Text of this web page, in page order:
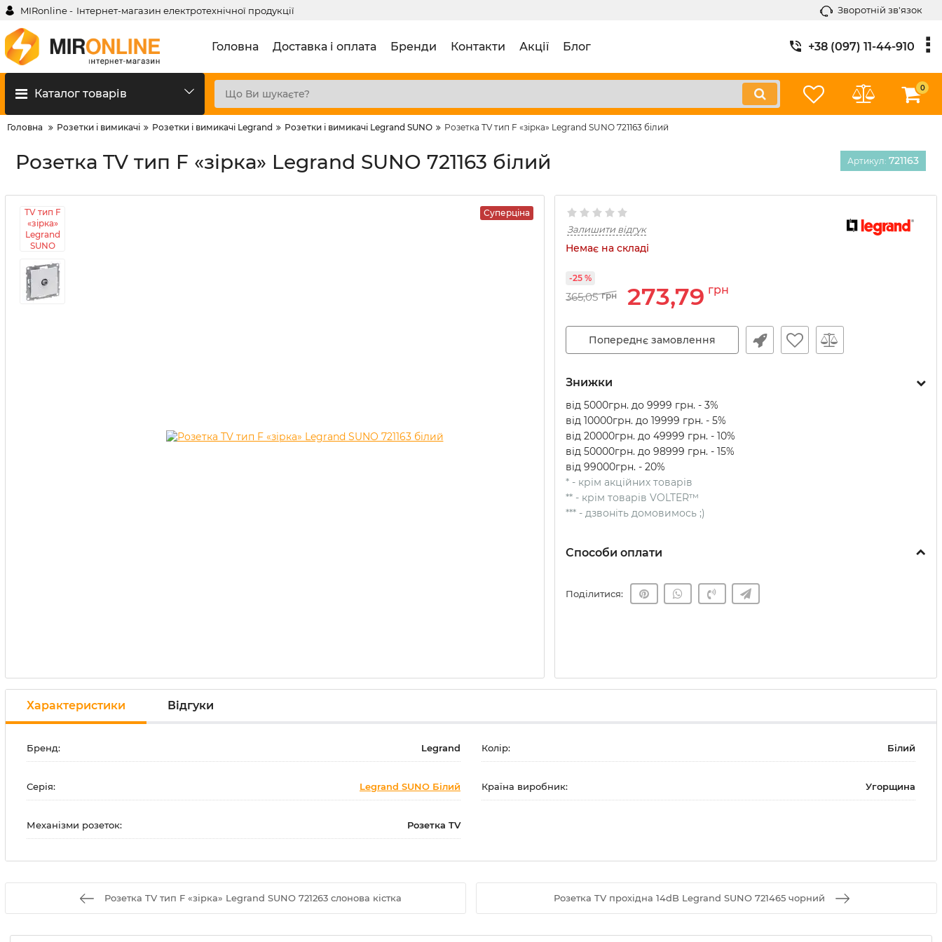
MIRonline - Інтернет-магазин електротехнічної продукції Зворотній зв'язок
Головна Доставка і оплата Бренди Контакти Акції Блог +38 (097) 11-44-910
Каталог товарів 0
Головна Розетки і вимикачі Розетки і вимикачі Legrand Розетки і вимикачі Legrand SUNO Розетка TV тип F «зірка» Legrand SUNO 721163 білий
Розетка TV тип F «зірка» Legrand SUNO 721163 білий Артикул: 721163
Суперціна
Залишити відгук
Немає на складі
365,05 грн 273,79 грн
-25 %
Попереднє замовлення
Знижки
від 5000грн. до 9999 грн. - 3%
від 10000грн. до 19999 грн. - 5%
від 20000грн. до 49999 грн. - 10%
від 50000грн. до 98999 грн. - 15%
від 99000грн. - 20%
* - крім акційних товарів
** - крім товарів VOLTER™
*** - дзвоніть домовимось ;)
Способи оплати
Поділитися:
Характеристики Відгуки
Бренд: Legrand Колір: Білий
Серія: Legrand SUNO Білий Країна виробник: Угорщина
Механізми розеток: Розетка TV
Розетка TV тип F «зірка» Legrand SUNO 721263 слонова кістка Розетка TV прохідна 14dB Legrand SUNO 721465 чорний